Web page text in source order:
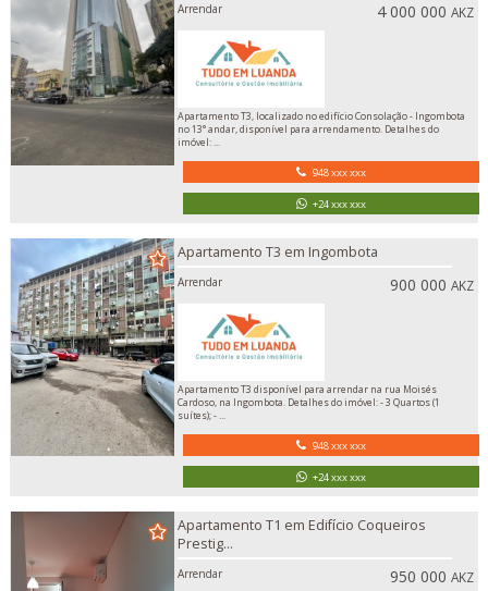
Arrendar 4 000 000AKZ
Apartamento T3, localizado no edifício Consolação - Ingombota
no 13° andar, disponível para arrendamento. Detalhes do
imóvel: ...
948 xxx xxx
+24 xxx xxx
Apartamento T3 em Ingombota
Arrendar 900 000AKZ
Apartamento T3 disponível para arrendar na rua Moisés
Cardoso, na Ingombota. Detalhes do imóvel: - 3 Quartos (1
suítes); - ...
948 xxx xxx
+24 xxx xxx
Apartamento T1 em Edifício Coqueiros
Prestig...
Arrendar 950 000AKZ